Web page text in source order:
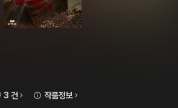
3 건 작품정보